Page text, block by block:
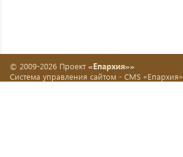
© 2009-2026 Проект «Епархия»»
Система управления сайтом - CMS «Епархия»